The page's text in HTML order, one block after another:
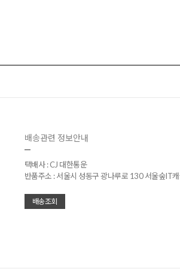
배송관련 정보안내
택배사 : CJ 대한통운
반품주소 : 서울시 성동구 광나루로 130 서울숲IT
배송조회